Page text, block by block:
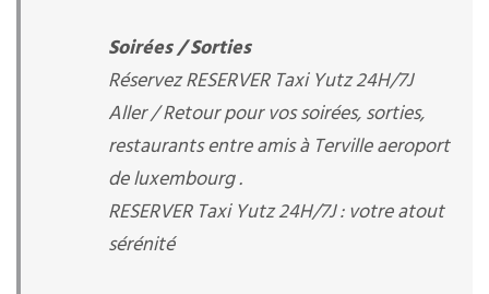
Soirées / Sorties
Réservez RESERVER Taxi Yutz 24H/7J
Aller / Retour pour vos soirées, sorties,
restaurants entre amis à Terville aeroport
de luxembourg .
RESERVER Taxi Yutz 24H/7J : votre atout
sérénité